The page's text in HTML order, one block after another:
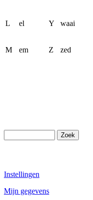
L el Y waai
M em Z zed
Instellingen
Mijn gegevens